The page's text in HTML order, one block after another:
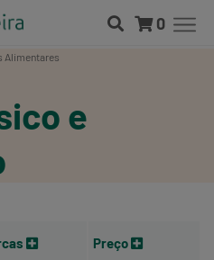
0
Alimentares
e
Preço